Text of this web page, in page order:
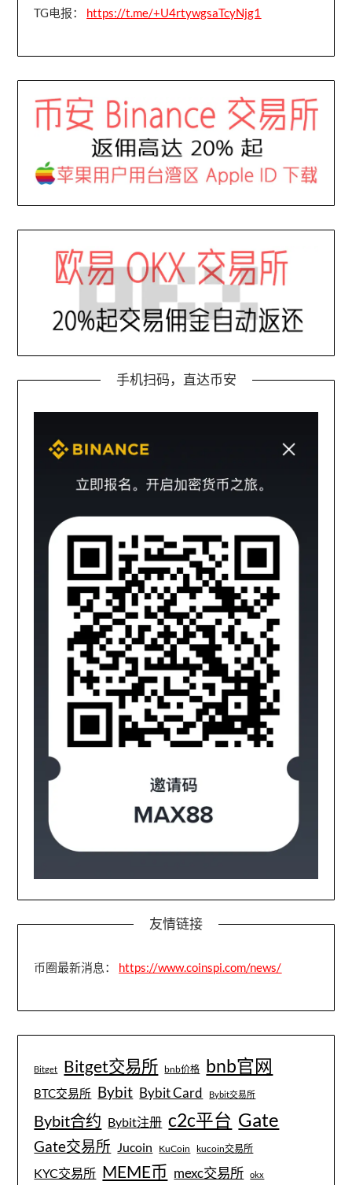
TG电报： https://t.me/+U4rtywgsaTcyNjg1
手机扫码，直达币安
友情链接
币圈最新消息： https://www.coinspi.com/news/
Bitget Bitget交易所 bnb价格 bnb官网
BTC交易所 Bybit Bybit Card Bybit交易所
Bybit合约 Bybit注册 c2c平台 Gate
Gate交易所 Jucoin KuCoin kucoin交易所
KYC交易所 MEME币 mexc交易所 okx